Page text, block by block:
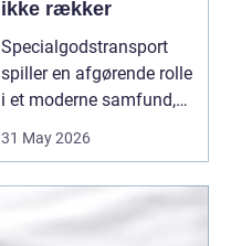
ikke rækker
Specialgodstransport
spiller en afgørende rolle
i et moderne samfund,
mere specialiseret, og
tungere og større. Når
31 May 2026